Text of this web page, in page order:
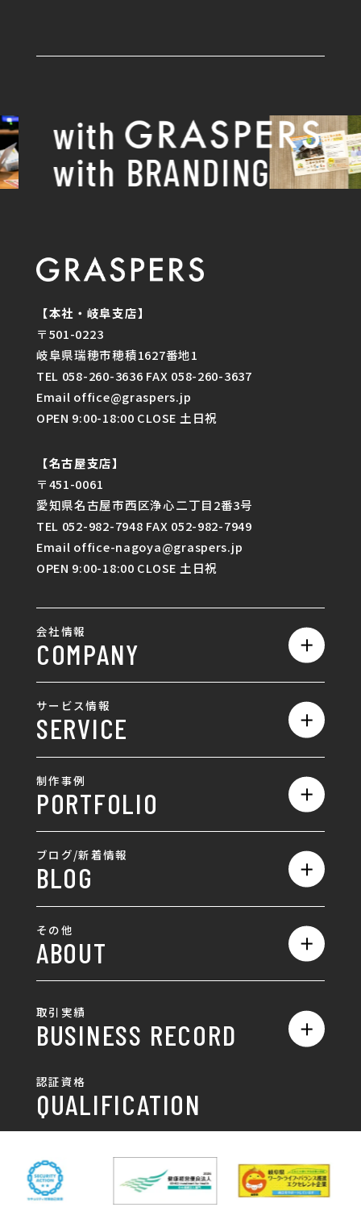
with
with BRANDING
【本社・岐阜支店】
〒501-0223
岐阜県瑞穂市穂積1627番地1
TEL 058-260-3636 FAX 058-260-3637
Email office@graspers.jp
OPEN 9:00-18:00 CLOSE 土日祝
【名古屋支店】
〒451-0061
愛知県名古屋市西区浄心二丁目2番3号
TEL 052-982-7948 FAX 052-982-7949
Email office-nagoya@graspers.jp
OPEN 9:00-18:00 CLOSE 土日祝
会社情報
COMPANY
私たちの強み
会社概要
採用情報
サービス情報
SERVICE
ホームページ制作
採用サイト制作
SEO対策
AIO対策
ロゴ製作・ロゴデザイン
名刺制作・名刺デザイン
パンフレット制作・デザイン
パッケージ制作・デザイン
各種デザイン制作
制作事例
PORTFOLIO
全て
ホームページ
ロゴ
名刺/カード
チラシ/パンフレット
ポスター
動画/写真
封筒
看板・サイン
アパレル
ブログ/新着情報
BLOG
お知らせ
採用情報
その他
ABOUT
お客様の声
SDGsへの取り組み
DXへの取り組み
CSR活動
取引実績
BUSINESS RECORD
務所
中部電力パワーグリッ
ド株式会社 岐阜支社
ネットワーク大学コン
ソーシアム岐阜
組合
岐阜県自動車車体整備
協同組合
瑞穂市商工会
株式会社 TENPOUP
株式会社 絆
認証資格
QUALIFICATION